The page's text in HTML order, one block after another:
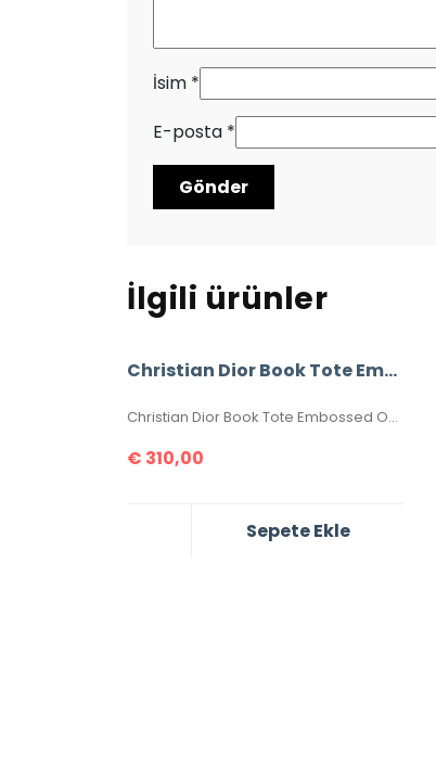
İsim *
E-posta *
İlgili ürünler
Christian Dior Book Tote Embossed Oblique Bag
Christian Dior Book Tote Embossed Oblique Bag %100 Hakiki Deri. En üst kalite, birebir üründür.Ebatı 41×32 cm dir.Toz torbalı ve sertifikalıdır.
€ 310,00
Sepete Ekle